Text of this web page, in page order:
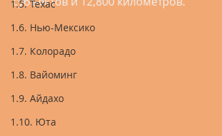
1.5. Техас
1.6. Нью-Мексико
1.7. Колорадо
1.8. Вайоминг
1.9. Айдахо
1.10. Юта